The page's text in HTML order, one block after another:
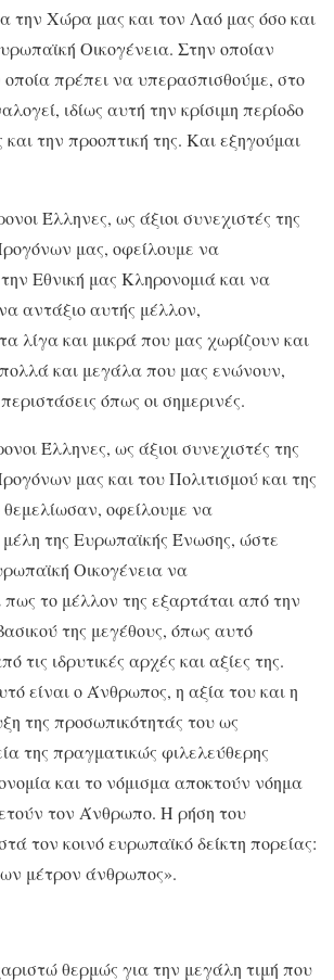
την Χώρα μας και τον Λαό μας όσο και
Οικογένεια. Στην οποίαν
οποία πρέπει να υπερασπισθούμε, στο
ιδίως αυτή την κρίσιμη περίοδο
και την προοπτική της. Και εξηγούμαι
Έλληνες, ως άξιοι συνεχιστές της
μας, οφείλουμε να
Εθνική μας Κληρονομιά και να
αντάξιο αυτής μέλλον,
λίγα και μικρά που μας χωρίζουν και
και μεγάλα που μας ενώνουν,
όπως οι σημερινές.
Έλληνες, ως άξιοι συνεχιστές της
μας και του Πολιτισμού και της
οφείλουμε να
της Ευρωπαϊκής Ένωσης, ώστε
Οικογένεια να
πως το μέλλον της εξαρτάται από την
της μεγέθους, όπως αυτό
τις ιδρυτικές αρχές και αξίες της.
είναι ο Άνθρωπος, η αξία του και η
της προσωπικότητάς του ως
της πραγματικώς φιλελεύθερης
και το νόμισμα αποκτούν νόημα
τον Άνθρωπο. Η ρήση του
τον κοινό ευρωπαϊκό δείκτη πορείας:
μέτρον άνθρωπος».
θερμώς για την μεγάλη τιμή που